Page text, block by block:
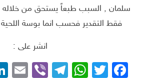
سلمان , السبب طبعاً يستحق من
فقط التقدير فحسب انما بوسة اللحية
انشر على :
Facebook
Twitter